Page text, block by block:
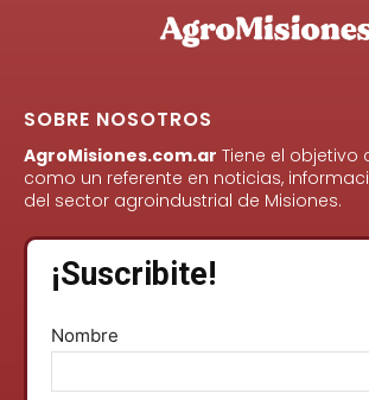
SOBRE NOSOTROS
AgroMisiones.com.ar Tiene el objetivo
como un referente en noticias,
del sector agroindustrial de Misiones.
¡Suscribite!
Nombre